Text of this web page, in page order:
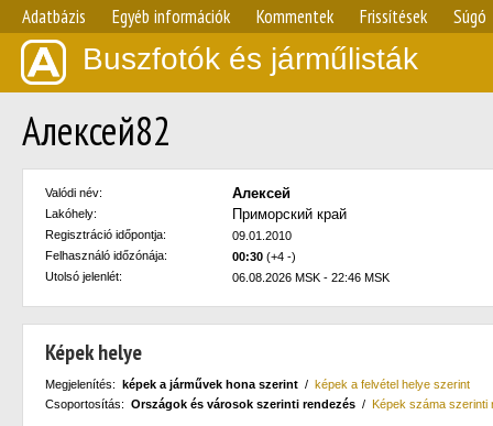
Adatbázis Egyéb információk Kommentek Frissítések Súgó
Buszfotók és járműlisták
Алексей82
Valódi név: Алексей
Lakóhely: Приморский край
Regisztráció időpontja:
09.01.2010
Felhasználó időzónája:
00:30 (+4 -)
Utolsó jelenlét:
06.08.2026 MSK - 22:46 MSK
Képek helye
Megjelenítés: képek a járművek hona szerint / képek a felvétel helye szerint
Csoportosítás: Országok és városok szerinti rendezés / Képek száma szerinti